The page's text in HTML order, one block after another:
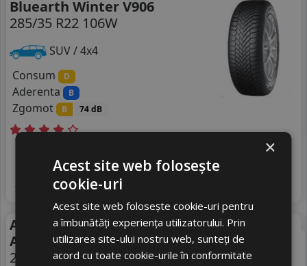
Bluearth Winter V906
285/35 R22 106W
SUV / 4x4
Consum
D
Aderenta B
Zgomot B 74 dB
1409RON
1478 RON
Discount4
livrare 2/3 zile
Anvelope vara Yokohama
Advan Sport V108
285/35 R22 106W EV
×
Acest site web folosește
cookie-uri
Acest site web folosește cookie-uri pentru
a îmbunătăți experiența utilizatorului. Prin
utilizarea site-ului nostru web, sunteți de
acord cu toate cookie-urile în conformitate